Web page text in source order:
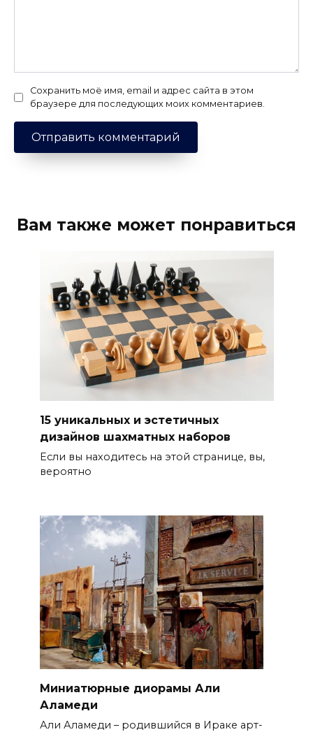
Сохранить моё имя, email и адрес сайта в этом
браузере для последующих моих комментариев.
Вам также может понравиться
15 уникальных и эстетичных
дизайнов шахматных наборов
Если вы находитесь на этой странице, вы,
вероятно
Миниатюрные диорамы Али
Аламеди
Али Аламеди – родившийся в Ираке арт-